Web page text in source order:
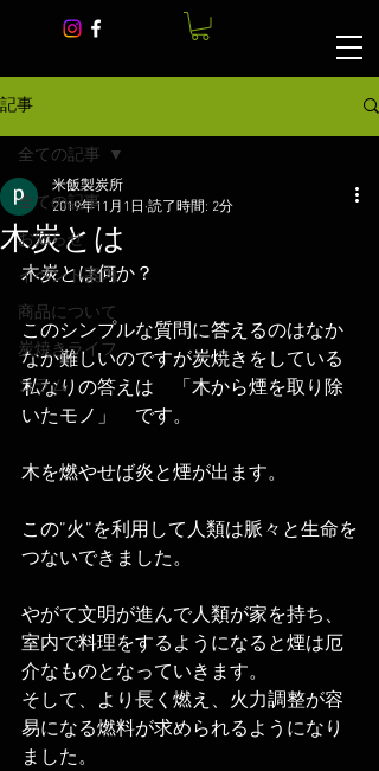
記事
全ての記事
お知らせ
イベント案内
商品について
炭焼きライフ
コラム
全ての記事
木炭とは
米飯製炭所
2019年11月1日 読了時間: 2分
木炭とは何か？
このシンプルな質問に答えるのはなか
なか難しいのですが炭焼きをしている
私なりの答えは　「木から煙を取り除
いたモノ」　です。
木を燃やせば炎と煙が出ます。
この”火”を利用して人類は脈々と生命を
つないできました。
やがて文明が進んで人類が家を持ち、
室内で料理をするようになると煙は厄
介なものとなっていきます。
そして、より長く燃え、火力調整が容
易になる燃料が求められるようになり
ました。